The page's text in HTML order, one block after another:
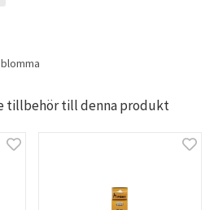
tillbehör till denna produkt